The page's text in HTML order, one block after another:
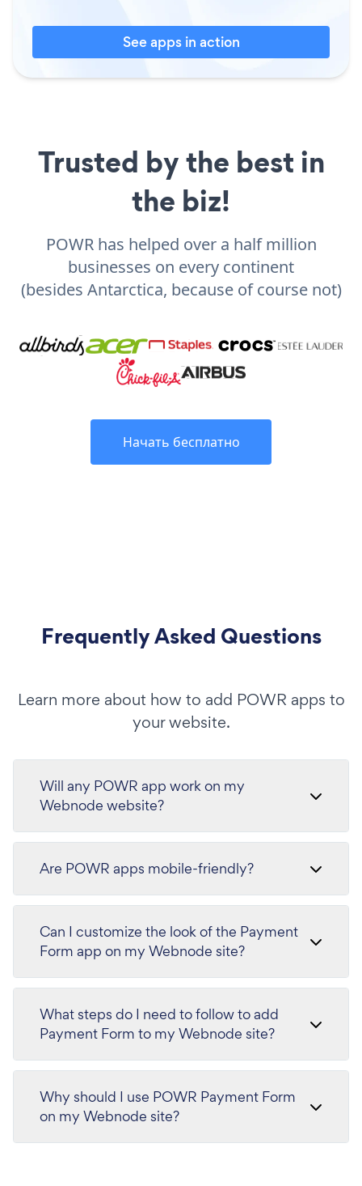
See apps in action
Trusted by the best in
the biz!
POWR has helped over a half million
businesses on every continent
(besides Antarctica, because of course not)
Начать бесплатно
Frequently Asked Questions
Learn more about how to add POWR apps to
your website.
Will any POWR app work on my
Webnode website?
Are POWR apps mobile-friendly?
Can I customize the look of the Payment
Form app on my Webnode site?
What steps do I need to follow to add
Payment Form to my Webnode site?
Why should I use POWR Payment Form
on my Webnode site?